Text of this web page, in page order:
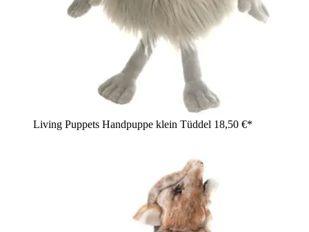
Living Puppets Handpuppe klein Tüddel 18,50 €*